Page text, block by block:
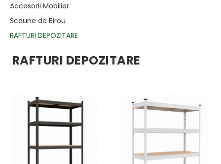
Accesorii Mobilier
Scaune de Birou
RAFTURI DEPOZITARE
RAFTURI DEPOZITARE